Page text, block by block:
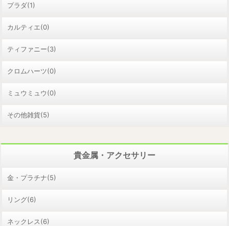
プラダ(1)
カルティエ(0)
ティファニー(3)
クロムハーツ(0)
ミュウミュウ(0)
その他雑貨(5)
貴金属・アクセサリー
金・プラチナ(5)
リング(6)
ネックレス(6)